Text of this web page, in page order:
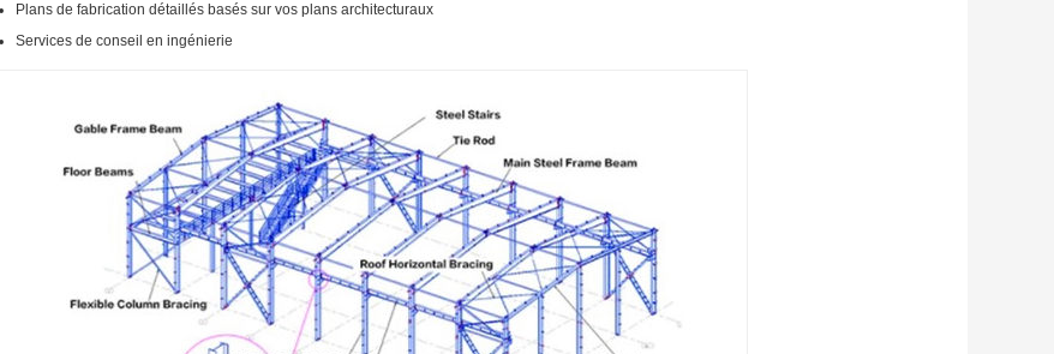
Plans de fabrication détaillés basés sur vos plans architecturaux
Services de conseil en ingénierie